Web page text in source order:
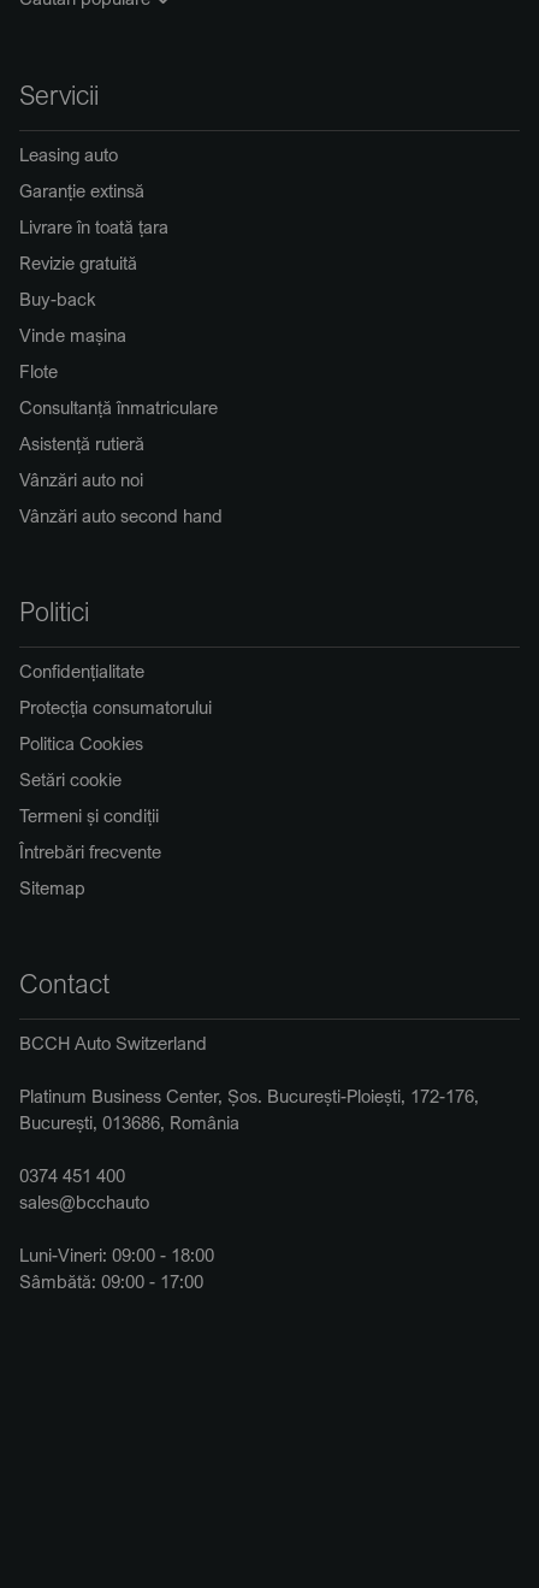
Servicii
Leasing auto
Garanție extinsă
Livrare în toată țara
Revizie gratuită
Buy-back
Vinde mașina
Flote
Consultanță înmatriculare
Asistență rutieră
Vânzări auto noi
Vânzări auto second hand
Politici
Confidențialitate
Protecția consumatorului
Politica Cookies
Setări cookie
Termeni și condiții
Întrebări frecvente
Sitemap
Contact
BCCH Auto Switzerland
Platinum Business Center, Șos. București-Ploiești, 172-176,
București, 013686, România
0374 451 400
sales@bcchauto
Luni-Vineri: 09:00 - 18:00
Sâmbătă: 09:00 - 17:00